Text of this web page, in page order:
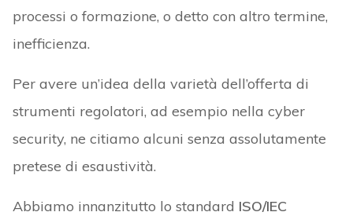
processi o formazione, o detto con altro termine,
inefficienza.
Per avere un’idea della varietà dell’offerta di
strumenti regolatori, ad esempio nella cyber
security, ne citiamo alcuni senza assolutamente
pretese di esaustività.
Abbiamo innanzitutto lo standard ISO/IEC